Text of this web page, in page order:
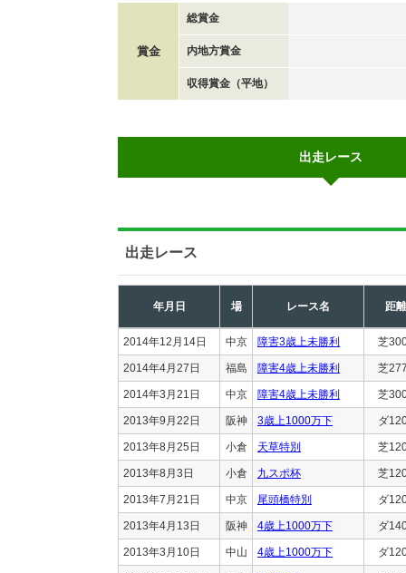
賞金
総賞金
内地方賞金
収得賞金（平地）
出走レース
出走レース
年月日 場 レース名 距離
2014年12月14日 中京 障害3歳上未勝利 芝
2014年4月27日 福島 障害4歳上未勝利 芝
2014年3月21日 中京 障害4歳上未勝利 芝
2013年9月22日 阪神 3歳上1000万下 ダ
2013年8月25日 小倉 天草特別 芝
2013年8月3日 小倉 九スポ杯 芝
2013年7月21日 中京 尾頭橋特別 ダ
2013年4月13日 阪神 4歳上1000万下 ダ
2013年3月10日 中山 4歳上1000万下 ダ